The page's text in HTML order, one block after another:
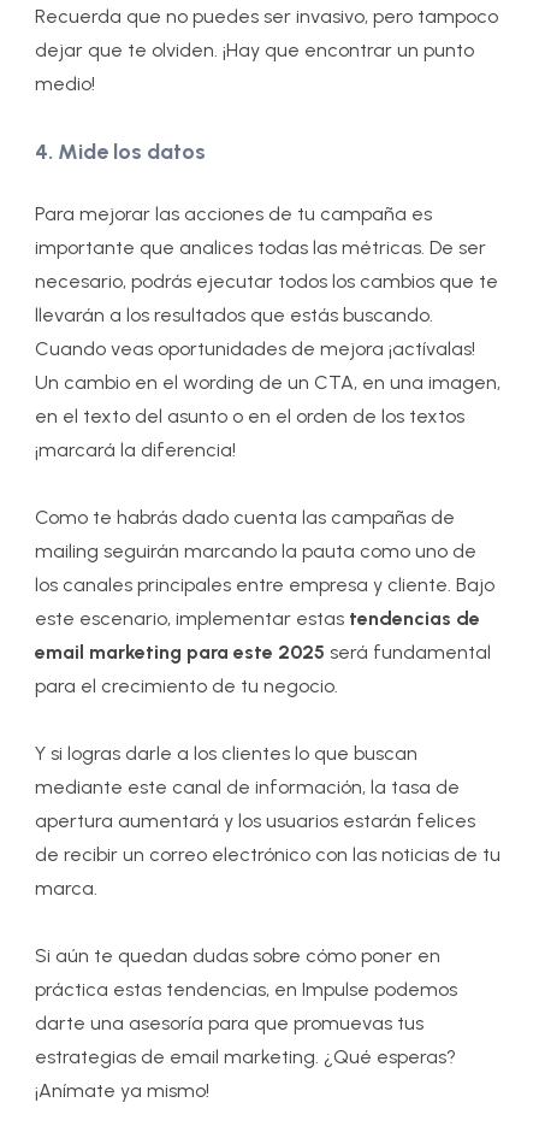
Recuerda que no puedes ser invasivo, pero tampoco
dejar que te olviden. ¡Hay que encontrar un punto
medio!
4. Mide los datos
Para mejorar las acciones de tu campaña es
importante que analices todas las métricas. De ser
necesario, podrás ejecutar todos los cambios que te
llevarán a los resultados que estás buscando.
Cuando veas oportunidades de mejora ¡actívalas!
Un cambio en el wording de un CTA, en una imagen,
en el texto del asunto o en el orden de los textos
¡marcará la diferencia!
Como te habrás dado cuenta las campañas de
mailing seguirán marcando la pauta como uno de
los canales principales entre empresa y cliente. Bajo
este escenario, implementar estas tendencias de
email marketing para este 2025 será fundamental
para el crecimiento de tu negocio.
Y si logras darle a los clientes lo que buscan
mediante este canal de información, la tasa de
apertura aumentará y los usuarios estarán felices
de recibir un correo electrónico con las noticias de tu
marca.
Si aún te quedan dudas sobre cómo poner en
práctica estas tendencias, en Impulse podemos
darte una asesoría para que promuevas tus
estrategias de email marketing. ¿Qué esperas?
¡Anímate ya mismo!